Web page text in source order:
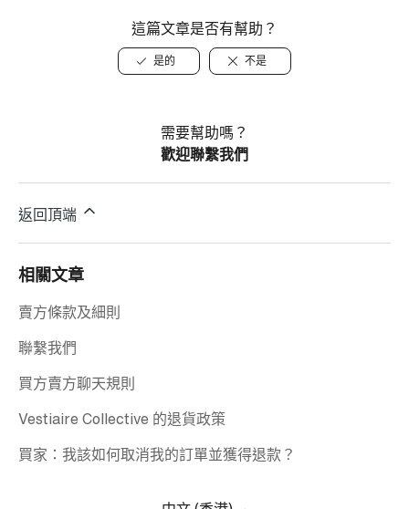
這篇文章是否有幫助？
是的 不是
需要幫助嗎？
歡迎聯繫我們
返回頂端
相關文章
賣方條款及細則
聯繫我們
買方賣方聊天規則
Vestiaire Collective 的退貨政策
買家：我該如何取消我的訂單並獲得退款？